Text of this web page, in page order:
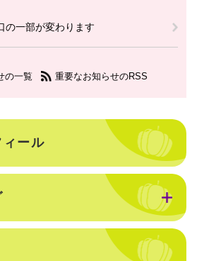
の一部が変わります
の一覧 重要なお知らせのRSS
ール